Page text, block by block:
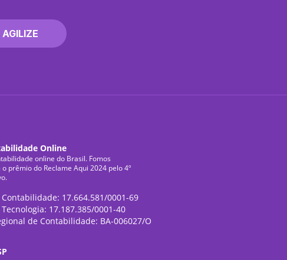
Online
online do Brasil. Fomos
prêmio do Reclame Aqui 2024 pelo 4º
Contabilidade: 17.664.581/0001-69
Tecnologia: 17.187.385/0001-40
de Contabilidade: BA-006027/O